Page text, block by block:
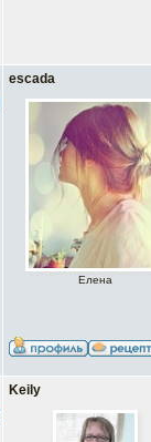
escada
Елена
Keily